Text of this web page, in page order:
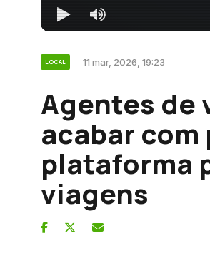
LOCAL 11 mar, 2026, 19:23
Agentes de
acabar
plataforma
viagens